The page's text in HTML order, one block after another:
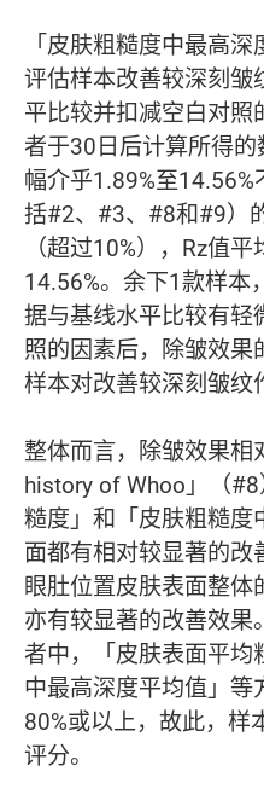
「皮肤粗糙度中最高
评估样本改善较深刻皱
平比较并扣减空白对照
者于30日后计算所得
幅介乎1.89%至
括#2、#3、#8和#9）
（超过10%），Rz值
14.56%。余下1款样本
据与基线水平比较有轻
照的因素后，除皱效果
样本对改善较深刻皱纹
整体而言，除皱效果相
history of Whoo」（
糙度」和「皮肤粗糙度
面都有相对较显著的
眼肚位置皮肤表面整
亦有较显著的改善效果
者中，「皮肤表面平均
中最高深度平均值」等
80%或以上，故此，样
评分。